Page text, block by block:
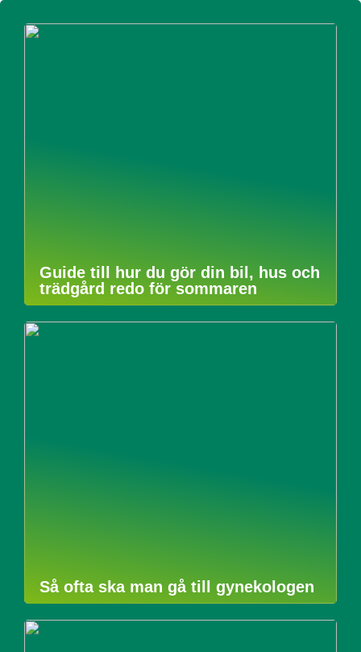
Guide till hur du gör din bil, hus och
trädgård redo för sommaren
Så ofta ska man gå till gynekologen